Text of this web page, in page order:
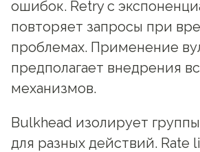
ошибок. Retry с
повторяет запросы при
проблемах. Применение
предполагает внедрения
механизмов.
Bulkhead изолирует
для разных действий. Rate